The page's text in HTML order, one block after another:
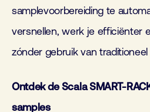
samplevoorbereiding te
versnellen, werk je efficiënter
zónder gebruik van
Ontdek de Scala SMART-
samples